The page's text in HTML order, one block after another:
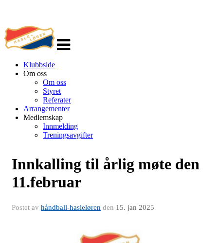
navigasjon
Klubbside
Om oss
Om oss
Styret
Referater
Arrangementer
Medlemskap
Innmelding
Treningsavgifter
Innkalling til årlig møte den
11.februar
Postet av håndball-hasleløren den 15. jan 2025